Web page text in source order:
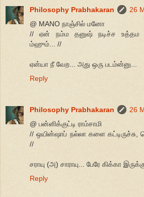
Philosophy Prabhakaran
26
@ MANO நாஞ்சில் மனோ
// ஏன் நம்ம தனுஷ் நடிச்ச உத்தம
ம்ஹும்... //
ஏன்யா நீ வேற... அது ஒரு படம்ன்னு...
Reply
Philosophy Prabhakaran
26
@ பன்னிக்குட்டி ராம்சாமி
// ஒயின்ஷாப் நல்லா களை கட்டிருச்சு,
//
சராயு (அ) சாராயு... பேரே கிக்கா
Reply